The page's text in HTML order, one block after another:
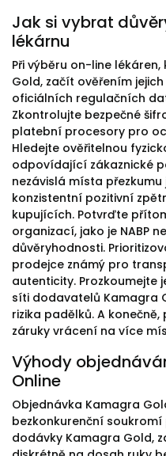
Jak si vybrat
lékárnu
Při výběru on-line
Gold, začít ověřením
oficiálních regulačních
Zkontrolujte bezpečné
platební procesory pro
Hledejte ověřitelnou
odpovídající zákaznické
nezávislá místa
konzistentní pozitivní
kupujících. Potvrďte
organizací, jako je NABP
důvěryhodnosti.
prodejce známý pro
autenticity. Prozkoumejte
síti dodavatelů Kamagra
rizika padělků. A
záruky vrácení na více
Výhody
Online
Objednávka Kamagra
bezkonkurenční
dodávky Kamagra Gold,